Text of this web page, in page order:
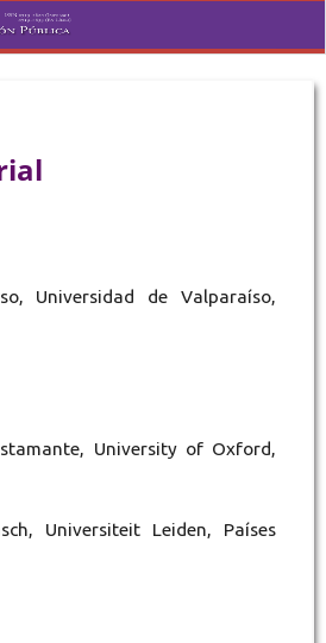
Universidad de Valparaíso,
University of Oxford,
Universiteit Leiden, Países